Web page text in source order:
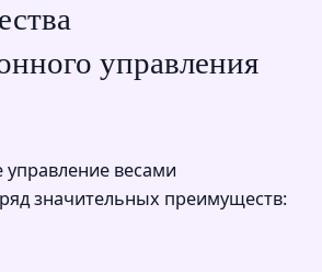
управления
весами
значительных преимуществ: